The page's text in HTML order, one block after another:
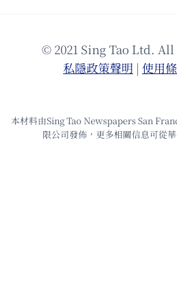
© 2021 Sing Tao Ltd.
私隱政策聲明 | 使⽤
本材料由Sing Tao Newspapers San
限公司發佈，更多相關信息可從